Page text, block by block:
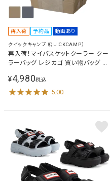
再入荷 予約品 動画あり
クイックキャンプ（QUICKCAMP）
再入荷！マイバスケットクーラー クー
ラーバッグ レジカゴ 買い物バッグ 保
ス 保温
¥4,980税込
5.00